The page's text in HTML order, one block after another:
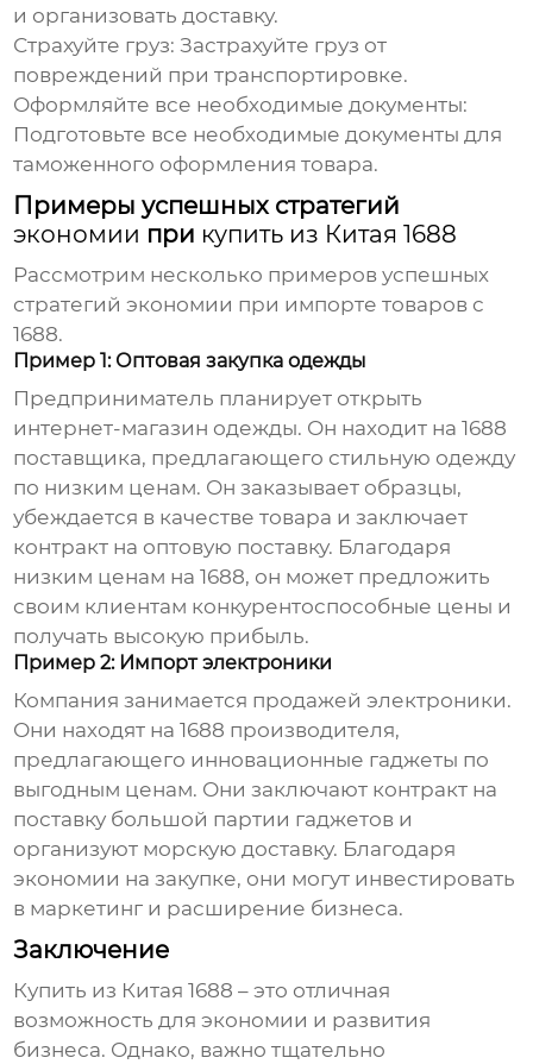
и организовать доставку.
Страхуйте груз: Застрахуйте груз от
повреждений при транспортировке.
Оформляйте все необходимые документы:
Подготовьте все необходимые документы для
таможенного оформления товара.
Примеры успешных стратегий
экономии при купить из Китая 1688
Рассмотрим несколько примеров успешных
стратегийэкономии при импорте товаров с
1688.
Пример 1: Оптовая закупка одежды
Предприниматель планирует открыть
интернет-магазин одежды. Он находит на1688
поставщика, предлагающего стильную одежду
по низким ценам. Он заказывает образцы,
убеждается в качестве товара и заключает
контракт на оптовую поставку. Благодаря
низким ценам на1688, он может предложить
своим клиентам конкурентоспособные цены и
получать высокую прибыль.
Пример 2: Импорт электроники
Компания занимается продажей электроники.
Они находят на1688 производителя,
предлагающего инновационные гаджеты по
выгодным ценам. Они заключают контракт на
поставку большой партии гаджетов и
организуют морскую доставку. Благодаря
экономии на закупке, они могут инвестировать
в маркетинг и расширение бизнеса.
Заключение
Купить из Китая 1688 – это отличная
возможность дляэкономии и развития
бизнеса. Однако, важно тщательно